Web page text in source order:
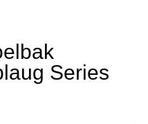
Series